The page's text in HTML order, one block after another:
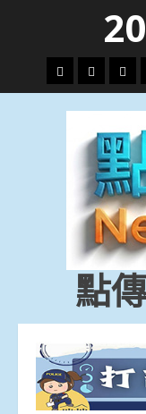
content頭
條
財
經
地
方.
會
點